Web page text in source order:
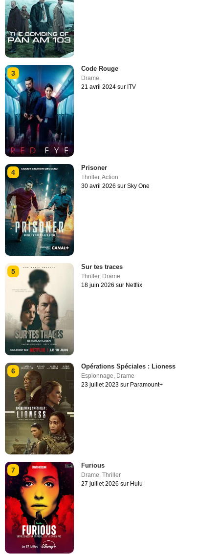
3
Code Rouge
Drame
21 avril 2024 sur ITV
4
Prisoner
Thriller,Action
30 avril 2026 sur Sky One
5
Sur tes traces
Thriller, Drame
18 juin 2026 sur Netflix
6
Opérations Spéciales : Lioness
Espionnage Drame
23 juillet 2023 sur Paramount+
7
Furious
Drame,Thriller
27 juillet 2026 sur Hulu